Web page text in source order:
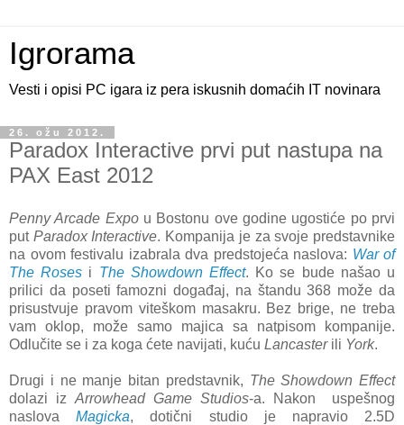
Igrorama
Vesti i opisi PC igara iz pera iskusnih domaćih IT novinara
26. ožu 2012.
Paradox Interactive prvi put nastupa na
PAX East 2012
Penny Arcade Expou Bostonu ove godine ugostiće po prvi
put Paradox Interactive. Kompanija je za svoje predstavnike
na ovom festivalu izabrala dva predstojeća naslova: War of
The Roses i The Showdown Effect. Ko se bude našao u
prilici da poseti famozni događaj, na štandu 368 može da
prisustvuje pravom viteškom masakru. Bez brige, ne treba
vam oklop, može samo majica sa natpisom kompanije.
Odlučite se i za koga ćete navijati, kuću Lancasterili York.
Drugi i ne manje bitan predstavnik, The Showdown Effect
dolazi iz Arrowhead Game Studios-a. Nakon uspešnog
naslovaMagicka, dotični studio je napravio 2.5D